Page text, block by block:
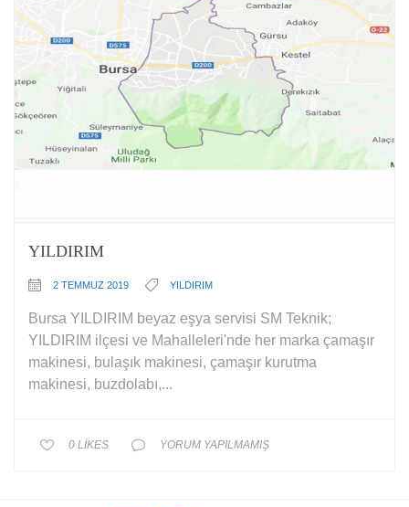
YILDIRIM
2 TEMMUZ 2019 YILDIRIM
Bursa YILDIRIM beyaz eşya servisi SM Teknik;
YILDIRIM ilçesi ve Mahalleleri'nde her marka çamaşır
makinesi, bulaşık makinesi, çamaşır kurutma
makinesi, buzdolabı,...
0 LIKES YORUM YAPILMAMIŞ